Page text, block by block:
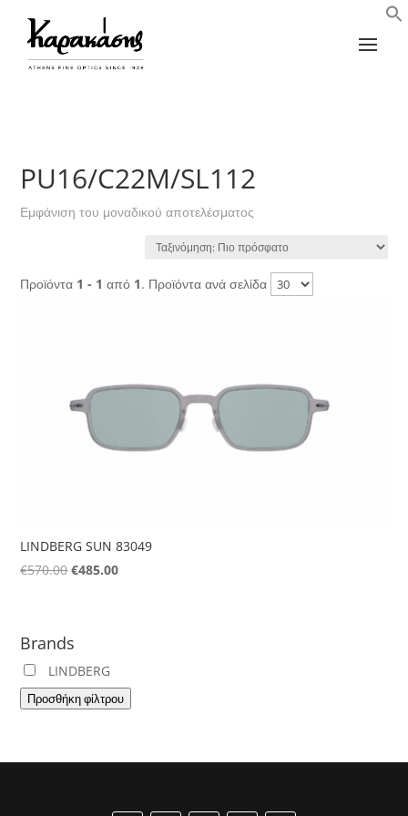
PU16/C22M/SL112
Εμφάνιση του μοναδικού αποτελέσματος
Προϊόντα 1 - 1 από 1. Προϊόντα ανά σελίδα
LINDBERG SUN 83049
€570.00Original
€485.00Η
Brands
LINDBERG
Προσθήκη φίλτρου